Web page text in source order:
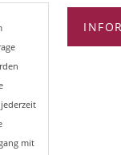
mit